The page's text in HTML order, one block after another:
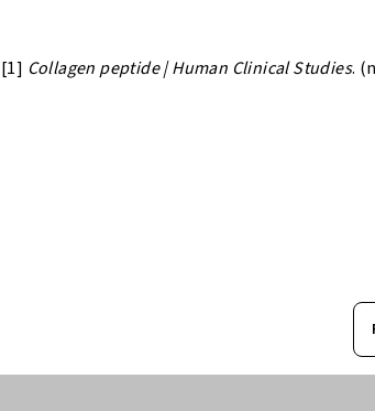
[1] Collagen peptide | Human Clinical Studies.